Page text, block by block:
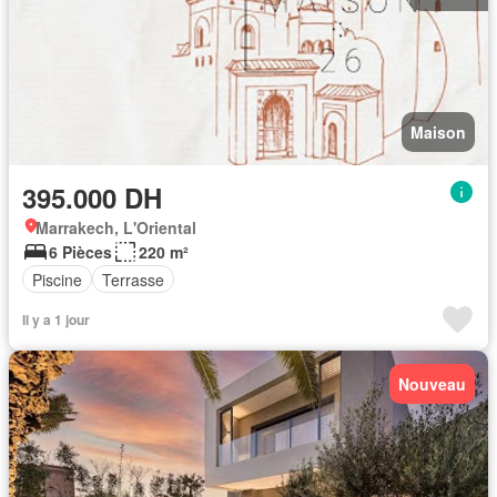
Maison
395.000 DH
Marrakech, L'Oriental
6 Pièces
220 m²
Piscine
Terrasse
Il y a 1 jour
Nouveau